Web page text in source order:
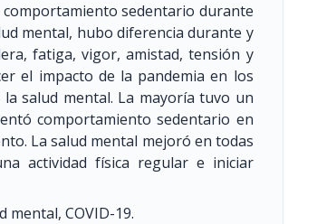
comportamiento sedentario durante
mental, hubo diferencia durante y
fatiga, vigor, amistad, tensión y
el impacto de la pandemia en los
salud mental. La mayoría tuvo un
comportamiento sedentario en
La salud mental mejoró en todas
actividad física regular e iniciar
mental, COVID-19.